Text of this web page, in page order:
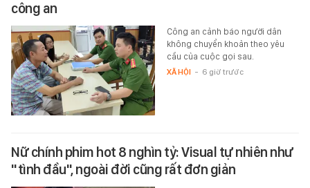
công an
Công an cảnh báo người dân
không chuyển khoản theo yêu
cầu của cuộc gọi sau.
XÃ HỘI - 6 giờ trước
Nữ chính phim hot 8 nghìn tỷ: Visual tự nhiên như
"tình đầu", ngoài đời cũng rất đơn giản